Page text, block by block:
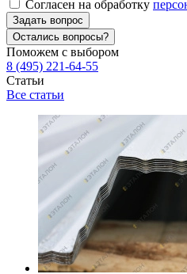
Согласен на обработку
Задать вопрос
Остались вопросы?
Поможем с выбором
8 (495) 221-64-55
Статьи
Все статьи